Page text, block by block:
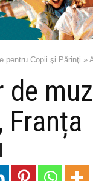
pentru Copii şi Părinţi »
de
Franța